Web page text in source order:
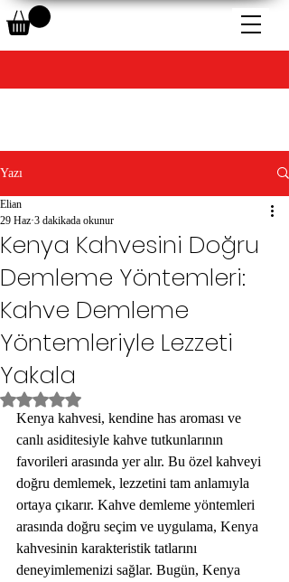
Yazı
Kenya Kahvesini Doğru
Demleme Yöntemleri:
Kahve Demleme
Yöntemleriyle Lezzeti
Yakala
Elian
29 Haz 3 dakikada okunur
5 üzerinden NaN yıldız
Kenya kahvesi, kendine has aroması ve
canlı asiditesiyle kahve tutkunlarının
favorileri arasında yer alır. Bu özel kahveyi
doğru demlemek, lezzetini tam anlamıyla
ortaya çıkarır. Kahve demleme yöntemleri
arasında doğru seçim ve uygulama, Kenya
kahvesinin karakteristik tatlarını
deneyimlemenizi sağlar. Bugün, Kenya